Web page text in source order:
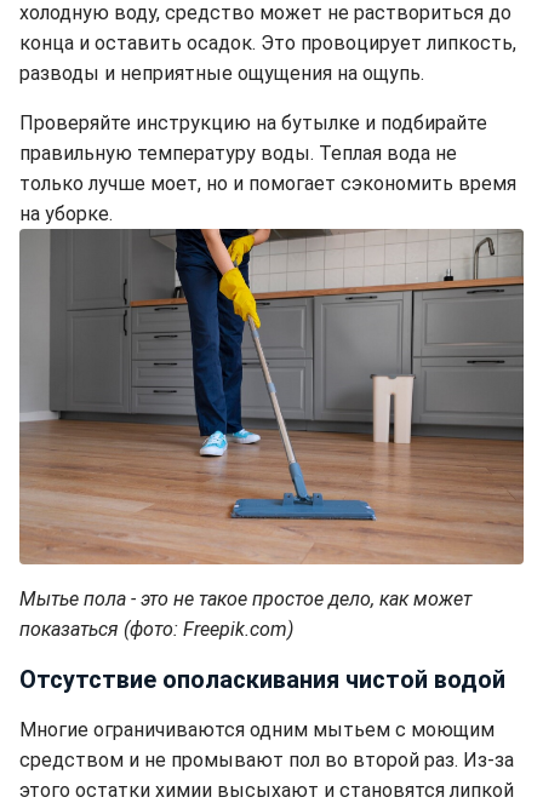
холодную воду, средство может не раствориться до
конца и оставить осадок. Это провоцирует липкость,
разводы и неприятные ощущения на ощупь.
Проверяйте инструкцию на бутылке и подбирайте
правильную температуру воды. Теплая вода не
только лучше моет, но и помогает сэкономить время
на уборке.
Мытье пола - это не такое простое дело, как может
показаться (фото: Freepik.com)
Отсутствие ополаскивания чистой водой
Многие ограничиваются одним мытьем с моющим
средством и не промывают пол во второй раз. Из-за
этого остатки химии высыхают и становятся липкой